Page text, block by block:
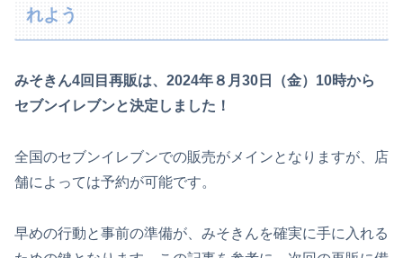
れよう
みそきん4回目再販は、2024年８月30日（金）10時から
セブンイレブンと決定しました！
全国のセブンイレブンでの販売がメインとなりますが、店
舗によっては予約が可能です。
早めの行動と事前の準備が、みそきんを確実に手に入れる